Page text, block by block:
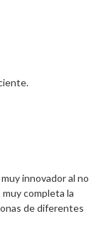
innovador al no
completa la
de diferentes